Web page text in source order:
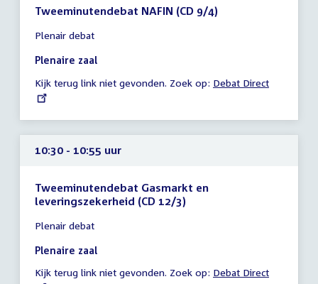
Tweeminutendebat NAFIN (CD 9/4)
vergadering
10:15
10:30
uur
Plenair debat
Plenaire zaal
Kijk terug link niet gevonden. Zoek op: External
Debat Direct
10:30 - 10:55 uur
Tweeminutendebat Gasmarkt en
leveringszekerheid (CD 12/3)
vergadering
10:30
10:55
Plenair debat
Plenaire zaal
Kijk terug link niet gevonden. Zoek op: External
Debat Direct